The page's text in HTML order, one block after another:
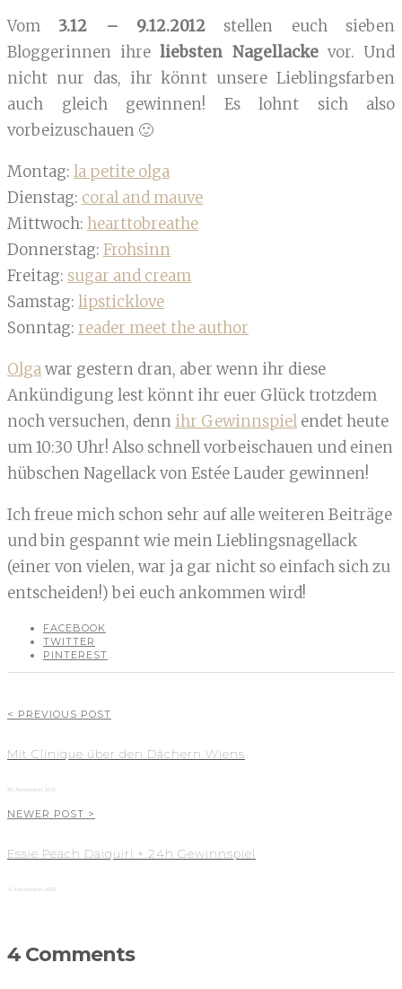
Vom 3.12 – 9.12.2012 stellen euch sieben
Bloggerinnen ihreliebsten Nagellackevor. Und
nicht nur das, ihr könnt unsere Lieblingsfarben
auch gleich gewinnen! Es lohnt sich also
vorbeizuschauen 🙂
Montag: la petite olga
Dienstag: coral and mauve
Mittwoch: hearttobreathe
Donnerstag: Frohsinn
Freitag: sugar and cream
Samstag: lipsticklove
Sonntag: reader meet the author
Olgawar gestern dran, aber wenn ihr diese
Ankündigung lest könnt ihr euer Glück trotzdem
noch versuchen, denn ihr Gewinnspiel endet heute
um 10:30 Uhr! Also schnell vorbeischauen und einen
hübschen Nagellack von Estée Lauder gewinnen!
Ich freue mich schon sehr auf alle weiteren Beiträge
und bin gespannt wie mein Lieblingsnagellack
(einer von vielen, war ja gar nicht so einfach sich zu
entscheiden!) bei euch ankommen wird!
FACEBOOK
TWITTER
PINTEREST
< PREVIOUS POST
Mit Clinique über den Dächern Wiens
30. November 2012
NEWER POST >
Essie Peach Daiquiri + 24h Gewinnspiel
4. Dezember 2012
4 Comments